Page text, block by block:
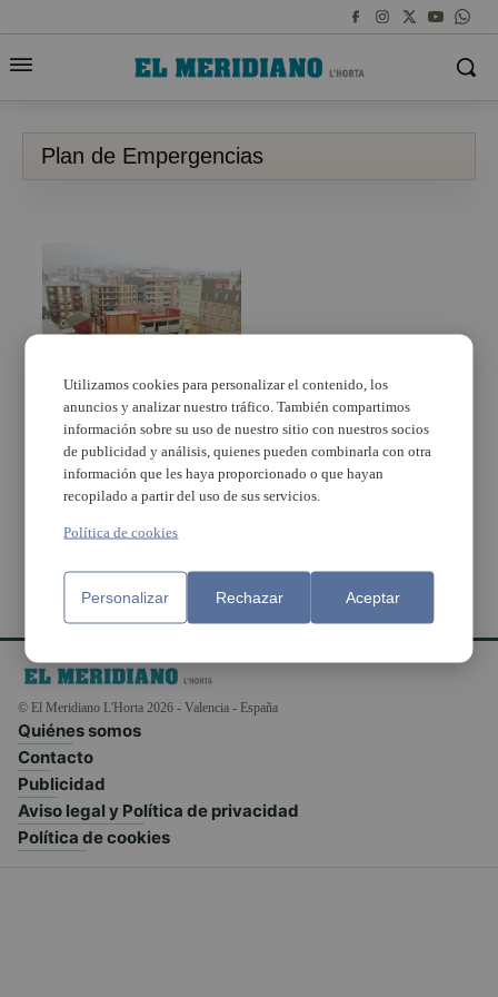
Plan de Empergencias
Ante la persistencia de
las lluvias que pueden
ser fuertes, Mislata
activa el Plan de
Emergencias
© El Meridiano L'Horta 2026 - Valencia - España
Quiénes somos
Contacto
Publicidad
Aviso legal y Política de privacidad
Política de cookies
Utilizamos cookies para personalizar el contenido, los
anuncios y analizar nuestro tráfico. También compartimos
información sobre su uso de nuestro sitio con nuestros socios
de publicidad y análisis, quienes pueden combinarla con otra
información que les haya proporcionado o que hayan
recopilado a partir del uso de sus servicios.
Política de cookies
Personalizar Rechazar Aceptar